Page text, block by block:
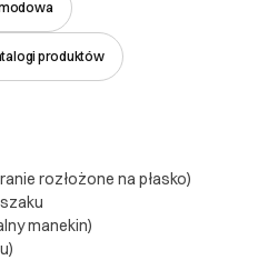
WIĘCEJ
produktów
rozłożone na płasko)
manekin)